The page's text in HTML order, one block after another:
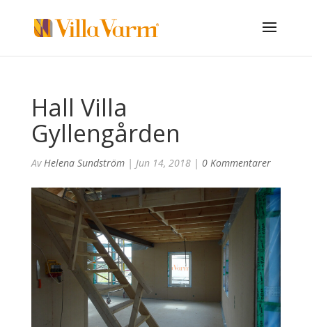
Hall Villa
Gyllengården
AvHelena Sundström| Jun 14, 2018| 0 Kommentarer